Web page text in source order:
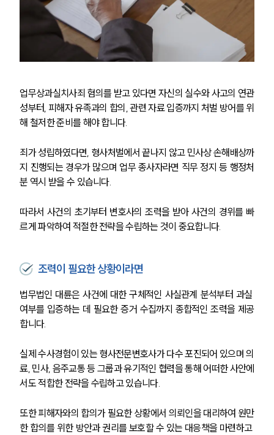
형사 주요 업무사례
사례분석/최신동향
형사 법률정보
법률지식인
형사소송·상담후기
업무분야
형사그룹 업무
전체
구성원 소개
형사전문변호사
언론보도
공지사항
법률 블로그
법률서식
대륜법률상담예약
업무상과실치사죄 혐의를 받고 있다면 자신의 실수와 사고의 연관
성부터, 피해자 유족과의 합의, 관련 자료 입증까지 처벌 방어를 위
해 철저한 준비를 해야 합니다.
죄가 성립하였다면, 형사처벌에서 끝나지 않고 민사상 손해배상까
지 진행되는 경우가 많으며 업무 종사자라면 직무 정지 등 행정처
분 역시 받을 수 있습니다.
따라서 사건의 초기부터 변호사의 조력을 받아 사건의 경위를 빠
르게 파악하여 적절한 전략을 수립하는 것이 중요합니다.
조력이 필요한 상황이라면
법무법인 대륜은 사건에 대한 구체적인 사실관계 분석부터 과실
여부를 입증하는 데 필요한 증거 수집까지 종합적인 조력을 제공
합니다.
실제 수사경험이 있는 형사전문변호사가 다수 포진되어 있으며 의
료, 민사, 음주교통 등 그룹과 유기적인 협력을 통해 어떠한 사안에
서도 적합한 전략을 수립하고 있습니다.
또한 피해자와의 합의가 필요한 상황에서 의뢰인을 대리하여 원만
한 합의를 위한 방안과 권리를 보호할 수 있는 대응책을 마련하고